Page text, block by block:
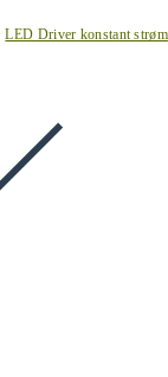
LED Driver konstant strøm